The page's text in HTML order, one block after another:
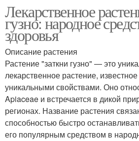
Лекарственное
гузно: народное
здоровья
Описание растения
Растение "заткни гузно" — это
лекарственное растение,
уникальными свойствами. Оно
Apiaceae и встречается в дикой
регионах. Название растения
способностью быстро
его популярным средством в